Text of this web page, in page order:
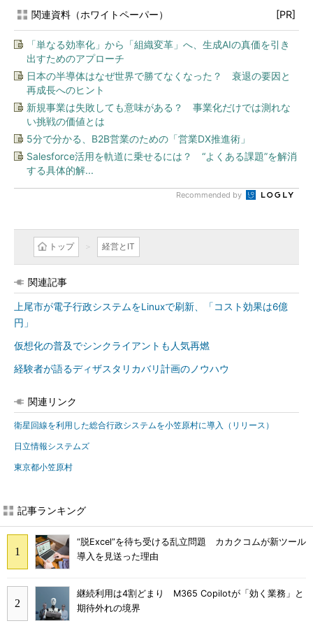
関連資料（ホワイトペーパー） [PR]
「単なる効率化」から「組織変革」へ、生成AIの真価を引き
出すためのアプローチ
日本の半導体はなぜ世界で勝てなくなった？ 衰退の要因と
再成長へのヒント
新規事業は失敗しても意味がある？ 事業化だけでは測れな
い挑戦の価値とは
5分で分かる、B2B営業のための「営業DX推進術」
Salesforce活用を軌道に乗せるには？ “よくある課題”を解消
する具体的解...
Recommended by
トップ 経営とIT
関連記事
上尾市が電子行政システムをLinuxで刷新、「コスト効果は6億
円」
仮想化の普及でシンクライアントも人気再燃
経験者が語るディザスタリカバリ計画のノウハウ
関連リンク
衛星回線を利用した総合行政システムを小笠原村に導入（リリース）
日立情報システムズ
東京都小笠原村
記事ランキング
“脱Excel”を待ち受ける乱立問題 カカクコムが新ツール
導入を見送った理由
継続利用は4割どまり M365 Copilotが「効く業務」と
期待外れの境界